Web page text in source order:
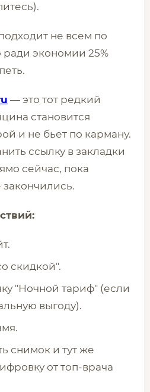
не всем по
экономии 25%
— это тот редкий
становится
и не бьет по карману.
ссылку в закладки
сейчас, пока
скидкой".
"Ночной тариф" (если
выгоду).
снимок и тут же
от топ-врача